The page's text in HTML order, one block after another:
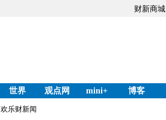
财新商城
世界 观点网 mini+ 博客
欢乐财新闻